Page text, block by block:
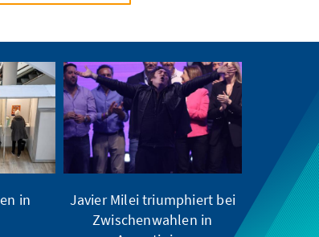
Javier Milei triumphiert bei
Zwischenwahlen in
in